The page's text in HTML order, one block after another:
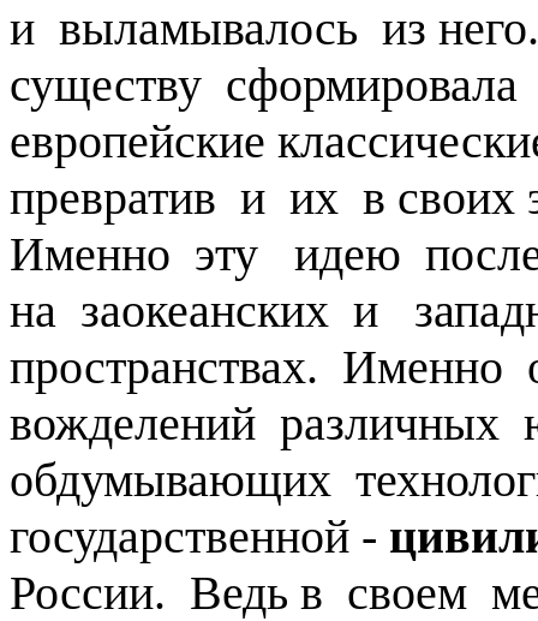
и выламывалось из
существу
европейские
превратив и их в своих
Именно эту идею
на заокеанских и
пространствах. Именно
вожделений
обдумывающих
государственной -
России. Ведь в своем